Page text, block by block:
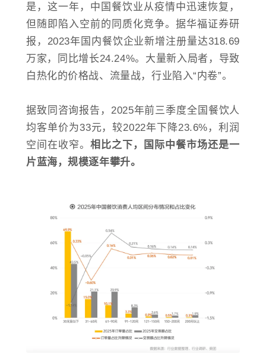
是，这一年，中国餐饮业从疫情中迅速恢复，
但随即陷入空前的同质化竞争。据华福证券研
报，2023年国内餐饮企业新增注册量达318.69
万家，同比增长24.24%。大量新入局者，导致
白热化的价格战、流量战，行业陷入“内卷”。
据致同咨询报告，2025年前三季度全国餐饮人
均客单价为33元，较2022年下降23.6%，利润
空间在收窄。相比之下，国际中餐市场还是一
片蓝海，规模逐年攀升。